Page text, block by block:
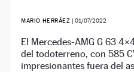
MARIO HERRÁEZ |01/07/2022
El Mercedes-AMG G 63
del todoterreno, con 585
impresionantes fuera del